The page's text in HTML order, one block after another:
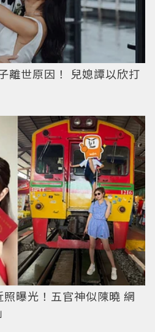
離世原因！ 兒媳譚以欣打
曝光！五官神似陳曉 網